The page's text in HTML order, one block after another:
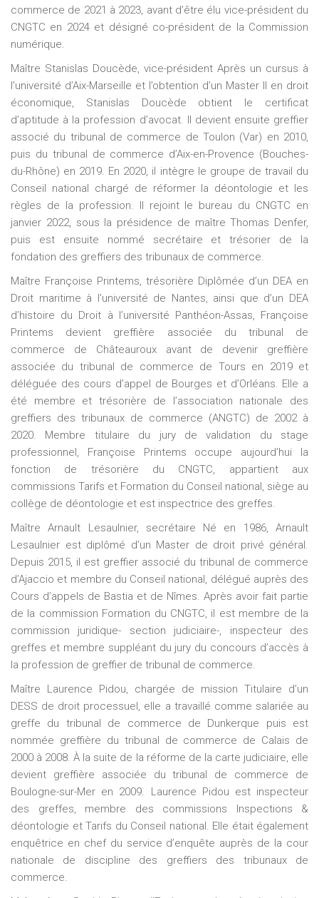
commerce de 2021 à 2023, avant d’être élu vice-président du
CNGTC en 2024 et désigné co-président de la Commission
numérique.
Maître Stanislas Doucède, vice-président Après un cursus à
l’université d’Aix-Marseille et l’obtention d’un Master II en droit
économique, Stanislas Doucède obtient le certificat
d’aptitude à la profession d’avocat. Il devient ensuite greffier
associé du tribunal de commerce de Toulon (Var) en 2010,
puis du tribunal de commerce d’Aix-en-Provence (Bouches-
du-Rhône) en 2019. En 2020, il intègre le groupe de travail du
Conseil national chargé de réformer la déontologie et les
règles de la profession. Il rejoint le bureau du CNGTC en
janvier 2022, sous la présidence de maître Thomas Denfer,
puis est ensuite nommé secrétaire et trésorier de la
fondation des greffiers des tribunaux de commerce.
Maître Françoise Printems, trésorière Diplômée d’un DEA en
Droit maritime à l’université de Nantes, ainsi que d’un DEA
d’histoire du Droit à l’université Panthéon-Assas, Françoise
Printems devient greffière associée du tribunal de
commerce de Châteauroux avant de devenir greffière
associée du tribunal de commerce de Tours en 2019 et
déléguée des cours d’appel de Bourges et d’Orléans. Elle a
été membre et trésorière de l’association nationale des
greffiers des tribunaux de commerce (ANGTC) de 2002 à
2020. Membre titulaire du jury de validation du stage
professionnel, Françoise Printems occupe aujourd’hui la
fonction de trésorière du CNGTC, appartient aux
commissions Tarifs et Formation du Conseil national, siège au
collège de déontologie et est inspectrice des greffes.
Maître Arnault Lesaulnier, secrétaire Né en 1986, Arnault
Lesaulnier est diplômé d’un Master de droit privé général.
Depuis 2015, il est greffier associé du tribunal de commerce
d’Ajaccio et membre du Conseil national, délégué auprès des
Cours d’appels de Bastia et de Nîmes. Après avoir fait partie
de la commission Formation du CNGTC, il est membre de la
commission juridique- section judiciaire-, inspecteur des
greffes et membre suppléant du jury du concours d’accès à
la profession de greffier de tribunal de commerce.
Maître Laurence Pidou, chargée de mission Titulaire d’un
DESS de droit processuel, elle a travaillé comme salariée au
greffe du tribunal de commerce de Dunkerque puis est
nommée greffière du tribunal de commerce de Calais de
2000 à 2008. À la suite de la réforme de la carte judiciaire, elle
devient greffière associée du tribunal de commerce de
Boulogne-sur-Mer en 2009. Laurence Pidou est inspecteur
des greffes, membre des commissions Inspections &
déontologie et Tarifs du Conseil national. Elle était également
enquêtrice en chef du service d’enquête auprès de la cour
nationale de discipline des greffiers des tribunaux de
commerce.